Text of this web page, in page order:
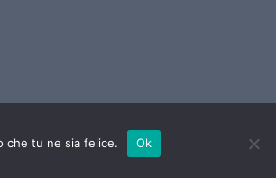
che tu ne sia felice. Ok